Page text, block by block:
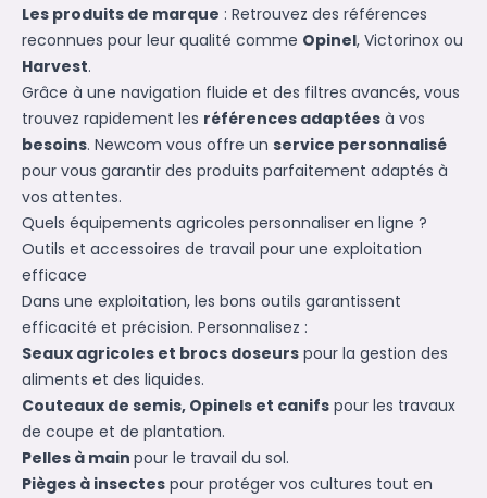
Les produits de marque : Retrouvez des références
reconnues pour leur qualité comme Opinel, Victorinox ou
Harvest.
Grâce à une navigation fluide et des filtres avancés, vous
trouvez rapidement les références adaptées à vos
besoins. Newcom vous offre un service personnalisé
pour vous garantir des produits parfaitement adaptés à
vos attentes.
Quels équipements agricoles personnaliser en ligne ?
Outils et accessoires de travail pour une exploitation
efficace
Dans une exploitation, les bons outils garantissent
efficacité et précision. Personnalisez :
Seaux agricoles et brocs doseurs pour la gestion des
aliments et des liquides.
Couteaux de semis, Opinels et canifs pour les travaux
de coupe et de plantation.
Pelles à main pour le travail du sol.
Pièges à insectes pour protéger vos cultures tout en